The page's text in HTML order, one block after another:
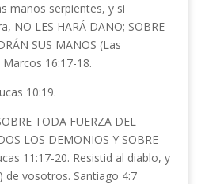
manos serpientes, y si
NO LES HARÁ DAÑO; SOBRE
SUS MANOS (Las
Marcos 16:17-18.
10:19.
TODA FUERZA DEL
LOS DEMONIOS Y SOBRE
11:17-20. Resistid al diablo, y
de vosotros. Santiago 4:7